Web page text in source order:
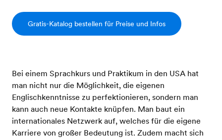
Gratis-Katalog bestellen für Preise und Infos
Bei einem Sprachkurs und Praktikum in den USA hat
man nicht nur die Möglichkeit, die eigenen
Englischkenntnisse zu perfektionieren, sondern man
kann auch neue Kontakte knüpfen. Man baut ein
internationales Netzwerk auf, welches für die eigene
Karriere von großer Bedeutung ist. Zudem macht sich